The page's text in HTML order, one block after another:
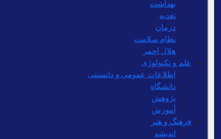
بهداشت
تغدیه
درمان
نظام سلامت
هلال احمر
علم و تکنولوژی
اطلاعات عمومی و دانستنی
دانشگاه
پژوهش
آموزش
فرهنگ و هنر
اندیشه